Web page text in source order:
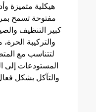
هيكلية متميزة
مفتوحة تسمح
كبير التنظيف
والتركيبة
لتتناسب مع
المستودعات إلى
والتآكل بشكل